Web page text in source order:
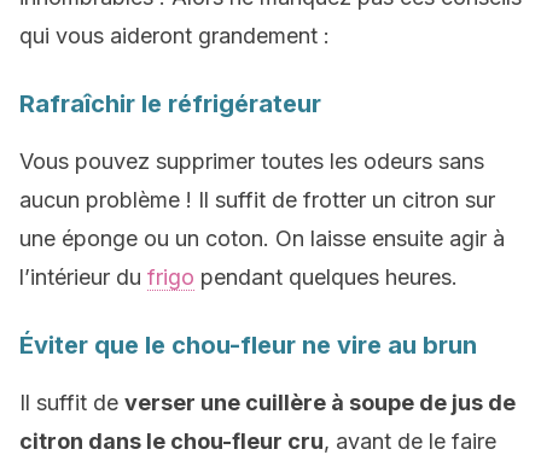
qui vous aideront grandement :
Rafraîchir le réfrigérateur
Vous pouvez supprimer toutes les odeurs sans
aucun problème ! Il suffit de frotter un citron sur
une éponge ou un coton. On laisse ensuite agir à
l’intérieur du frigo pendant quelques heures.
Éviter que le chou-fleur ne vire au brun
Il suffit de verser une cuillère à soupe de jus de
citron dans le chou-fleur cru, avant de le faire